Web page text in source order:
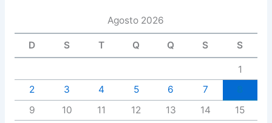
Agosto 2026
D S T Q Q S S
1
2
3 4 5 6 7
9
10 11 12 13 14
15